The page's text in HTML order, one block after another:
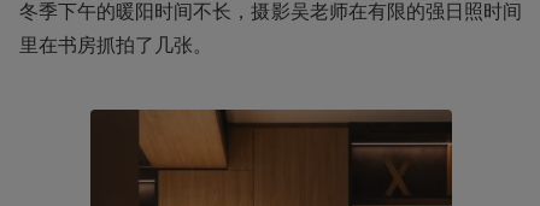
冬季下午的暖阳时间不长，摄影吴老师在有限的强日照时间
里在书房抓拍了几张。